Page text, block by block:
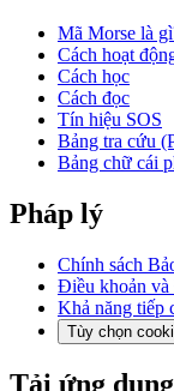
Mã Morse là
Cách hoạt
Cách học
Cách đọc
Tín hiệu SOS
Bảng tra cứu
Bảng chữ cái
Pháp lý
Chính sách
Điều khoản
Khả năng tiếp
Tùy chọn
Tải ứng dụng